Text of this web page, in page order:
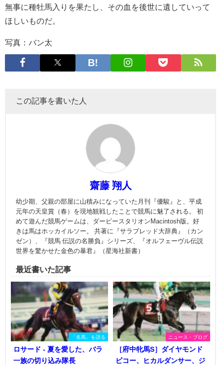
無事に種牡馬入りを果たし、その血を後世に遺していって
ほしいものだ。
写真：バン太
この記事を書いた人
齋藤 翔人
幼少期、父親の部屋に山積みになっていた月刊『優駿』と、平成
元年の天皇賞（春）を現地観戦したことで競馬に魅了される。 初
めて遊んだ競馬ゲームは、ダービースタリオンMacintosh版。好
きは馬はホッカイルソー。 共著に『サラブレッド大辞典』（カン
ゼン）、『競馬 伝説の名勝負』シリーズ、『オルフェーヴル伝説
世界を驚かせた金色の暴君』（星海社新書）
最近書いた記事
「名馬」を語る
ロサード - 夏を愛した、バラ
一族の切り込み隊長
ニュース・ブログ
［府中牝馬S］ダイヤモンド
ビコー、ヒカルダンサー、ジ